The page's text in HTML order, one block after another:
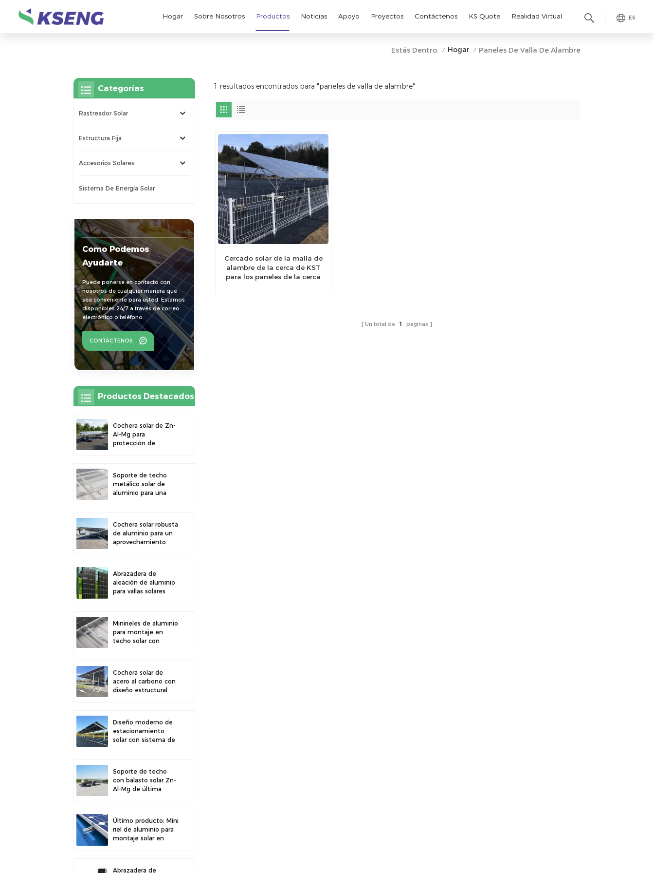
ES
Hogar Sobre Nosotros Productos Noticias Apoyo Proyectos Contáctenos KS Quote Realidad Virtual
Estás Dentro: / Hogar / Paneles De Valla De Alambre
1 resultados encontrados para "paneles de valla de alambre"
Cercado solar de la malla de
alambre de la cerca de KST
para los paneles de la cerca
Un total de 1 paginas
Categorías
Rastreador Solar
Estructura Fija
Accesorios Solares
Sistema De Energía Solar
Como Podemos
Ayudarte
Puede ponerse en contacto con
nosotros de cualquier manera que
sea conveniente para usted. Estamos
disponibles 24/7 a través de correo
electrónico o teléfono.
CONTÁCTENOS
Productos Destacados
Cochera solar de Zn-
Al-Mg para
protección de
Soporte de techo
metálico solar de
aluminio para una
Cochera solar robusta
de aluminio para un
aprovechamiento
vehículo.
Abrazadera de
aleación de aluminio
para vallas solares
montaje en vallas.
Minirieles de aluminio
para montaje en
techo solar con
Cochera solar de
acero al carbono con
diseño estructural
Diseño moderno de
estacionamiento
solar con sistema de
resistencia
Soporte de techo
con balasto solar Zn-
Al-Mg de última
Último producto: Mini
riel de aluminio para
montaje solar en
Abrazadera de